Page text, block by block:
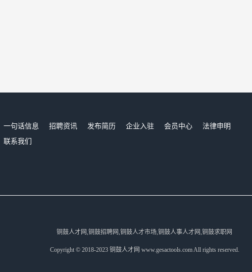
一句话信息 招聘资讯 发布简历 企业入驻 会员中心
法律申明
联系我们
铜鼓人才网,铜鼓招聘网,铜鼓人才市场,铜鼓人事人才网,铜鼓求职网
Copyright © 2018-2023 铜鼓人才网 www.gesactools.com All rights reserved.